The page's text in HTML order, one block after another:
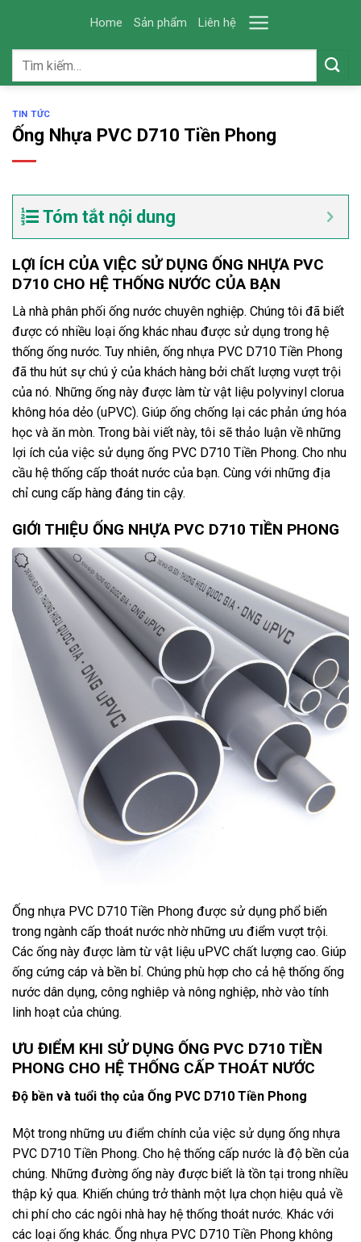
content
Home Sản phẩm Liên hệ
Tìm
TIN TỨC
Ống Nhựa PVC D710 Tiền Phong
Tóm tắt nội dung
LỢI ÍCH CỦA VIỆC SỬ DỤNG ỐNG NHỰA PVC
D710 CHO HỆ THỐNG NƯỚC CỦA BẠN
Là nhà phân phối ống nước chuyên nghiệp. Chúng tôi đã biết
được có nhiều loại ống khác nhau được sử dụng trong hệ
thống ống nước. Tuy nhiên, ống nhựa PVC D710 Tiền Phong
đã thu hút sự chú ý của khách hàng bởi chất lượng vượt trội
của nó. Những ống này được làm từ vật liệu polyvinyl clorua
không hóa dẻo (uPVC). Giúp ống chống lại các phản ứng hóa
học và ăn mòn. Trong bài viết này, tôi sẽ thảo luận về những
lợi ích của việc sử dụng ống PVC D710 Tiền Phong. Cho nhu
cầu hệ thống cấp thoát nước của bạn. Cùng với những địa
chỉ cung cấp hàng đáng tin cậy.
GIỚI THIỆU ỐNG NHỰA PVC D710 TIỀN PHONG
Ống nhựa PVC D710 Tiền Phong được sử dụng phổ biến
trong ngành cấp thoát nước nhờ những ưu điểm vượt trội.
Các ống này được làm từ vật liệu uPVC chất lượng cao. Giúp
ống cứng cáp và bền bỉ. Chúng phù hợp cho cả hệ thống ống
nước dân dụng, công nghiêp và nông nghiệp, nhờ vào tính
linh hoạt của chúng.
ƯU ĐIỂM KHI SỬ DỤNG ỐNG PVC D710 TIỀN
PHONG CHO HỆ THỐNG CẤP THOÁT NƯỚC
Độ bền và tuổi thọ của Ống PVC D710 Tiền Phong
Một trong những ưu điểm chính của việc sử dụng ống nhựa
PVC D710 Tiền Phong. Cho hệ thống cấp nước là độ bền của
chúng. Những đường ống này được biết là tồn tại trong nhiều
thập kỷ qua. Khiến chúng trở thành một lựa chọn hiệu quả về
chi phí cho các ngôi nhà hay hệ thống thoát nước. Khác với
các loại ống khác. Ống nhựa PVC D710 Tiền Phong không